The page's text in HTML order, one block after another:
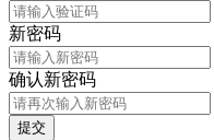
新密码
确认新密码